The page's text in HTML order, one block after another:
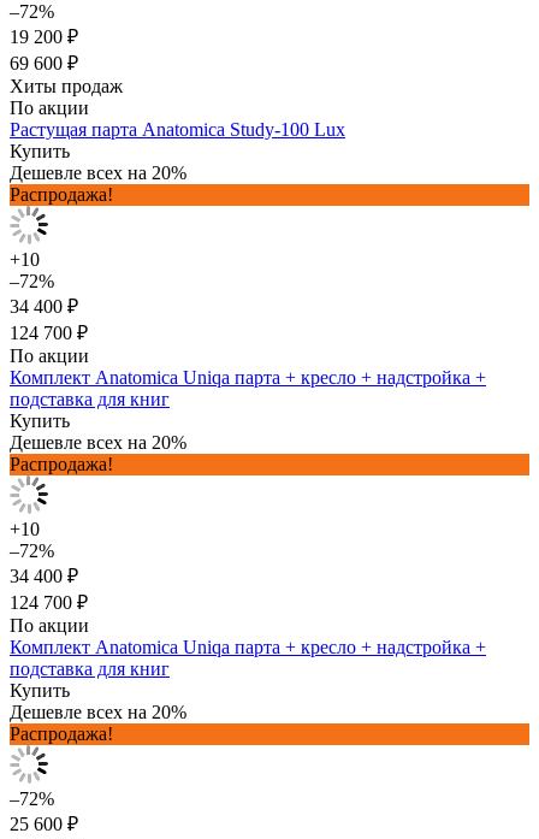
–72%
19 200 ₽
69 600 ₽
Хиты продаж
По акции
Растущая парта Anatomica Study-100 Lux
Купить
Дешевле всех на 20%
Распродажа!
+10
–72%
34 400 ₽
124 700 ₽
По акции
Комплект Anatomica Uniqa парта + кресло + надстройка +
подставка для книг
Купить
Дешевле всех на 20%
Распродажа!
+10
–72%
34 400 ₽
124 700 ₽
По акции
Комплект Anatomica Uniqa парта + кресло + надстройка +
подставка для книг
Купить
Дешевле всех на 20%
Распродажа!
–72%
25 600 ₽